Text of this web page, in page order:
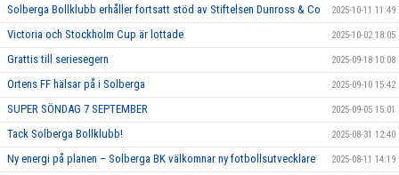
Solberga Bollklubb erhåller fortsatt stöd av Stiftelsen Dunross & Co 2025-10-11 11:49
Victoria och Stockholm Cup är lottade 2025-10-02 18:05
Grattis till seriesegern 2025-09-18 10:08
Ortens FF hälsar på i Solberga 2025-09-10 15:42
SUPER SÖNDAG 7 SEPTEMBER 2025-09-05 15:01
Tack Solberga Bollklubb! 2025-08-31 12:40
Ny energi på planen – Solberga BK välkomnar ny fotbollsutvecklare 2025-08-11 14:19